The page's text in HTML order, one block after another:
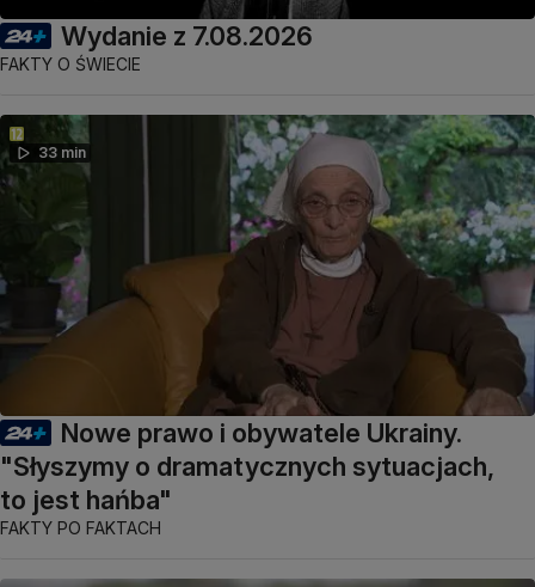
Wydanie z 7.08.2026
FAKTY O ŚWIECIE
33 min
Nowe prawo i obywatele Ukrainy.
"Słyszymy o dramatycznych sytuacjach,
to jest hańba"
FAKTY PO FAKTACH